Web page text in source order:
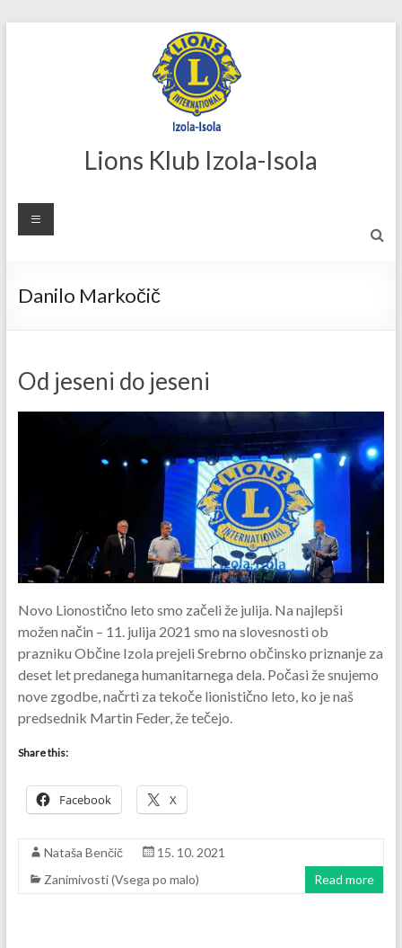
Lions Klub Izola-Isola
Danilo Markočič
Od jeseni do jeseni
Novo Lionostično leto smo začeli že julija. Na najlepši
možen način – 11. julija 2021 smo na slovesnosti ob
prazniku Občine Izola prejeli Srebrno občinsko priznanje za
deset let predanega humanitarnega dela. Počasi že snujemo
nove zgodbe, načrti za tekoče lionistično leto, ko je naš
predsednik Martin Feder, že tečejo.
Share this:
Facebook X
Nataša Benčič
15. 10. 2021
Zanimivosti (Vsega po malo)
Read more